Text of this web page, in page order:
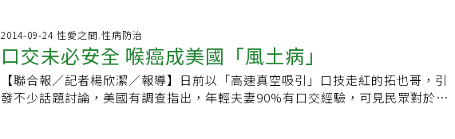
篩檢來發現。
症，但傳染力非常強，同時影響女性與男性，若受感染將引起尖形濕疣，即俗稱
菜花，一旦受感染，往往不斷復發，但心裏的衝擊往往大於生理的傷害，甚至造
成後續對兩性關係的恐懼。至於高危險性病毒，其中，70%以上子宮頸癌是受第
16與18型病毒所感染，持續感染還會造成其他HPV相關的婦女癌症，如子宮頸腺
答：生殖器菜花的病原是人類乳突病毒(HPV)。可感染生殖器的HPV型別有40種
以上，造成生殖器菜花的，主要是HPV第6型和第11型(佔90%以上)。其他可感染
生殖器HPV型別，則通常只引起無症狀或症狀輕微的感染，很少引起生殖器菜
花。2. 生殖器菜花都是性行為傳染的嗎？答：生殖器菜花絕大部分是性行為傳染
的(包含口交)。兒童案例中，有些是經手傳播菜花到生殖器。雖然在一些無生命的
2014-09-24 性愛之間.性病防治
口交未必安全 喉癌成美國「風土病」
【聯合報／記者楊欣潔／報導】日前以「高速真空吸引」口技走紅的拓也哥，引
發不少話題討論，美國有調查指出，年輕夫妻90%有口交經驗，可見民眾對於口